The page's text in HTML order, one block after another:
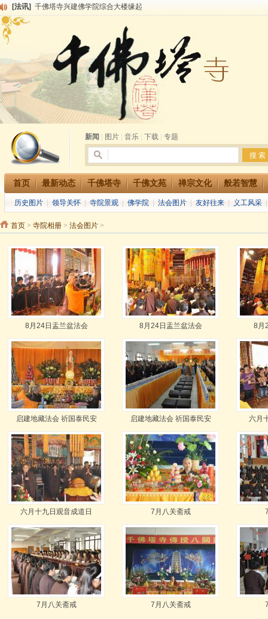
[法讯] 千佛塔寺兴建佛学院综合大楼缘起
[法讯]
千佛塔寺阅藏堂周末阅藏报名通知
清明节祭祖报恩地藏法会
[法讯]
本寺方丈上明下慧尼和尚开讲《六祖坛经》
[法讯] 2015-3-26师父于法堂对大众的开示
[法讯]
广东千佛塔寺云门佛学院女众部 2016年招生简章
[法讯]
恭请海涛法师莅临千佛塔寺弘法
[法讯]
2014年七月大法会 祈福息灾地藏七 冥阳两利普渡群蒙盂兰盆
[法讯] 千佛塔寺云门佛学院女众部2014年招生简章
新闻
图片 音乐 下载 专题
首页 最新动态 千佛塔寺 千佛文苑 禅宗文化 般若智慧
历史图片 领导关怀 寺院景观 佛学院 法会图片 友好往来 义工风采
首页 > 寺院相册 > 法会图片 >
8月24日盂兰盆法会 8月24日盂兰盆法会 8月
启建地藏法会 祈国泰民安 启建地藏法会 祈国泰民安 六月
六月十九日观音成道日 7月八关斋戒
7月八关斋戒 7月八关斋戒